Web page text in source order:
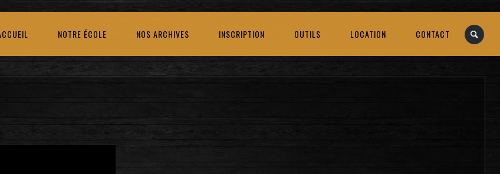
NOTRE ÉCOLE NOS ARCHIVES INSCRIPTION OUTILS LOCATION CONTACT